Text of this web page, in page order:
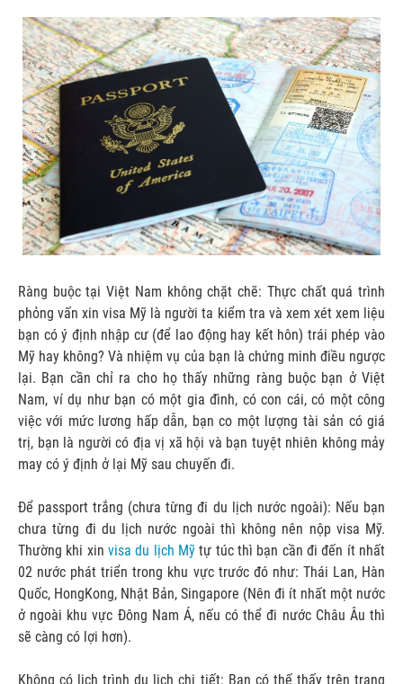
Ràng buộc tại Việt Nam không chặt chẽ: Thực chất quá trình
phỏng vấn xin visa Mỹ là người ta kiểm tra và xem xét xem liệu
bạn có ý định nhập cư (để lao động hay kết hôn) trái phép vào
Mỹ hay không? Và nhiệm vụ của bạn là chứng minh điều ngược
lại. Bạn cần chỉ ra cho họ thấy những ràng buộc bạn ở Việt
Nam, ví dụ như bạn có một gia đình, có con cái, có một công
việc với mức lương hấp dẫn, bạn co một lượng tài sản có giá
trị, bạn là người có địa vị xã hội và bạn tuyệt nhiên không mảy
may có ý định ở lại Mỹ sau chuyến đi.
Để passport trắng (chưa từng đi du lịch nước ngoài): Nếu bạn
chưa từng đi du lịch nước ngoài thì không nên nộp visa Mỹ.
Thường khi xin visa du lịch Mỹ tự túc thì bạn cần đi đến ít nhất
02 nước phát triển trong khu vực trước đó như: Thái Lan, Hàn
Quốc, HongKong, Nhật Bản, Singapore (Nên đi ít nhất một nước
ở ngoài khu vực Đông Nam Á, nếu có thể đi nước Châu Âu thì
sẽ càng có lợi hơn).
Không có lịch trình du lịch chi tiết: Bạn có thế thấy trên trang